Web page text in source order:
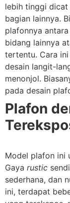
lebih tinggi dicat
bagian lainnya.
plafonnya
bidang lainnya
tertentu. Cara
desain langit-
menonjol.
pada desain
Plafon
Model plafon ini
Gaya rustic
sederhana, dan
ini, terdapat